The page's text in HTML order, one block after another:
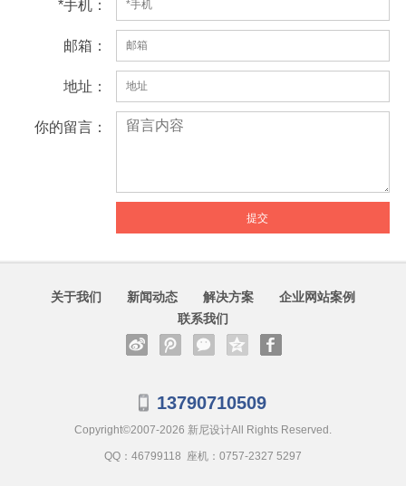
2017动态二维码的表现方法 分享与解读
2017双11，双12，持续优惠中，错过再等一年
GPT应用于网站项目优化
*手机：
邮箱：
地址：
你的留言：
关于我们 新闻动态 解决方案
企业网站案例
联系我们
13790710509
Copyright©2007-2026 新尼设计All Rights Reserved.
QQ：46799118 座机：0757-2327 5297